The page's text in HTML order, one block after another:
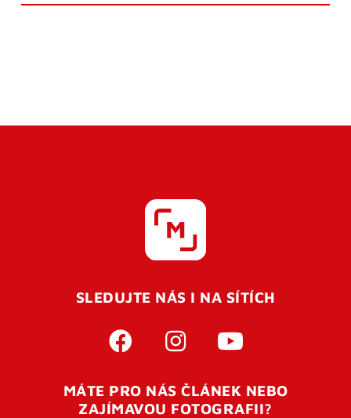
SLEDUJTE NÁS I NA SÍTÍCH
MÁTE PRO NÁS ČLÁNEK NEBO
ZAJÍMAVOU FOTOGRAFII?